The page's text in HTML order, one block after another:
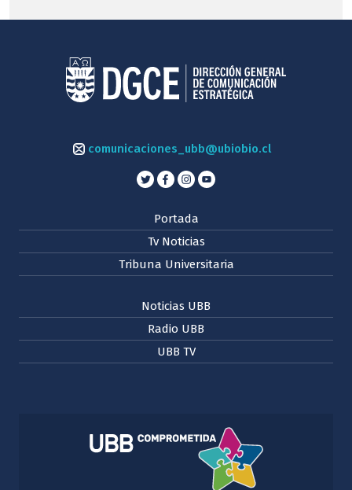
comunicaciones_ubb@ubiobio.cl
Portada
Tv Noticias
Tribuna Universitaria
Noticias UBB
Radio UBB
UBB TV